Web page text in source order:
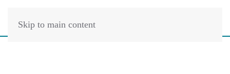
Skip to main content